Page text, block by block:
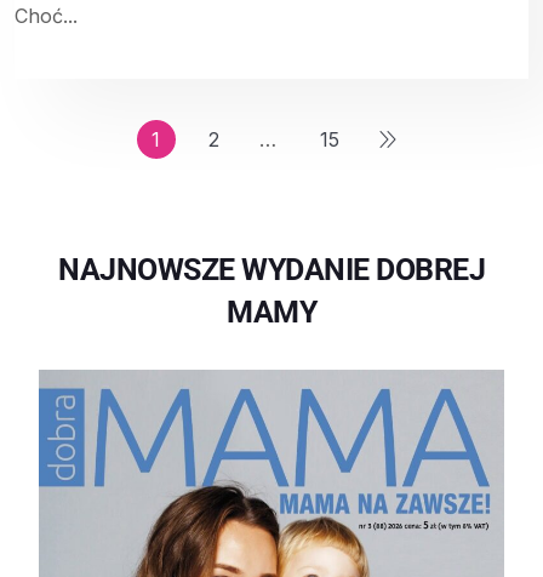
Choć...
1 2 … 15
NAJNOWSZE WYDANIE DOBREJ
MAMY